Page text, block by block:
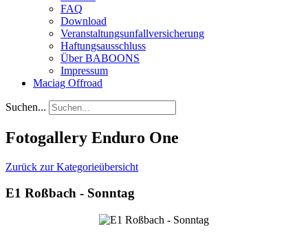
FAQ
Download
Veranstaltungsunfallversicherung
Haftungsausschluss
Über BABOONS
Impressum
Maciag Offroad
Suchen...
Fotogallery Enduro One
Zurück zur Kategorieübersicht
E1 Roßbach - Sonntag